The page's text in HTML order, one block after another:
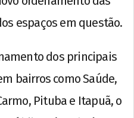
espaços em questão.
dos principais
bairros como Saúde,
Pituba e Itapuã, o